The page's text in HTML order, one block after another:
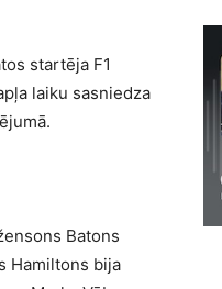
startēja F1
laiku sasniedza
Batons
Hamiltons bija